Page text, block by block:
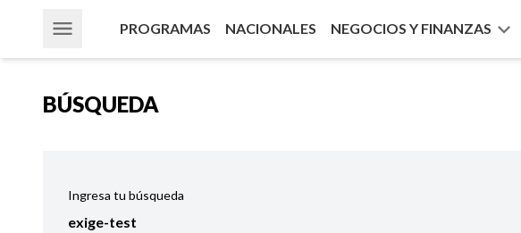
PROGRAMAS NACIONALES NEGOCIOS Y FINANZAS
BÚSQUEDA
Ingresa tu búsqueda